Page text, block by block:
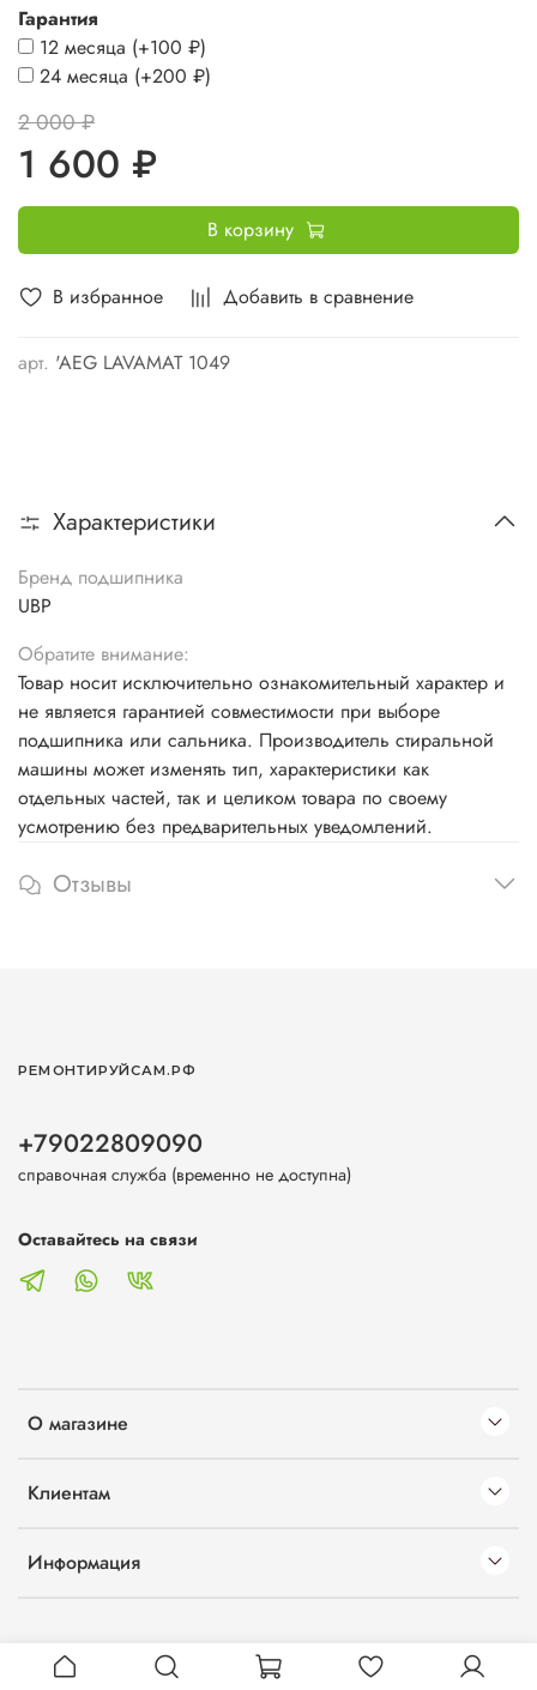
В избранное Добавить в сравнение
арт. 'AEG LAVAMAT 1049
Гарантия
12 месяца (+100 ₽)
24 месяца (+200 ₽)
2 000 ₽
1 600 ₽
В корзину
Характеристики
Бренд подшипника
UBP
Обратите внимание:
Товар носит исключительно ознакомительный характер и
не является гарантией совместимости при выборе
подшипника или сальника. Производитель стиральной
машины может изменять тип, характеристики как
отдельных частей, так и целиком товара по своему
усмотрению без предварительных уведомлений.
Отзывы
О магазине
Клиентам
Информация
РЕМОНТИРУЙСАМ.РФ
+79022809090
справочная служба (временно не доступна)
Оставайтесь на связи